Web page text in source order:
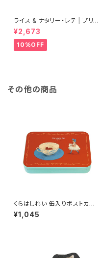
ライス & ナタリー・レテ | プリン
トメラミンボウル Sサイズ 【タイ
製】
¥2,673
10%OFF
その他の商品
くらはしれい 缶入りポストカード
(BR)
¥1,045